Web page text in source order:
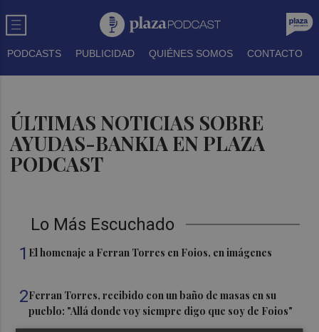
PODCASTS PUBLICIDAD QUIÉNES SOMOS CONTACTO
ÚLTIMAS NOTICIAS SOBRE
AYUDAS-BANKIA EN PLAZA
PODCAST
Lo Más Escuchado
1 El homenaje a Ferran Torres en Foios, en imágenes
2Ferran Torres, recibido con un baño de masas en su
pueblo: "Allá donde voy siempre digo que soy de Foios"